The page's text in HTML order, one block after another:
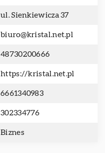
ul. Sienkiewicza 37
biuro@kristal.net.pl
48730200666
https://kristal.net.pl
6661340983
302334776
Biznes